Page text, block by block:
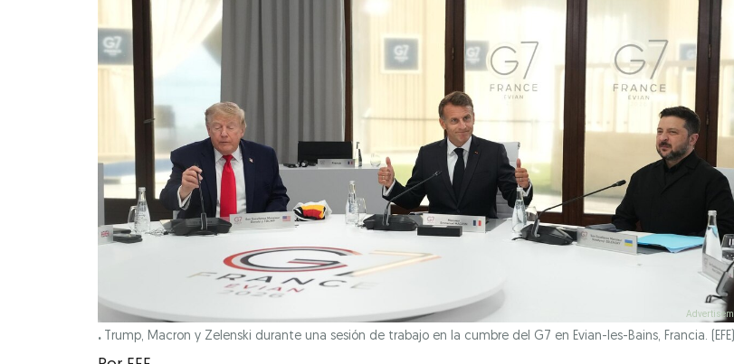
. Trump, Macron y Zelenski durante una sesión de trabajo en la cumbre del G7 en Evian-les-Bains, Francia. (EFE)